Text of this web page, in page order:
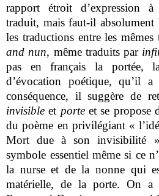
rapport étroit d’expression
traduit, mais faut-il absolument
les traductions entre les mêmes
and nun, même traduits par
pas en français la portée,
d’évocation poétique, qu’il
conséquence, il suggère de
invisible et porteet se propose
du poème en privilégiant «
Mort due à son invisibilité
symbole essentiel même si ce
la nurse et de la nonne qui
matérielle, de la porte. On